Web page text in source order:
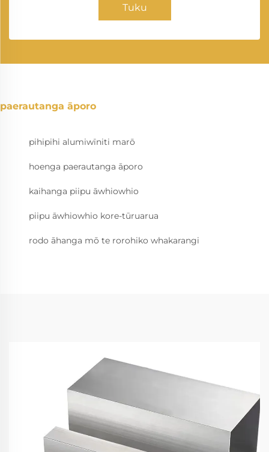
Tuku
paerautanga āporo
pihipihi alumiwīniti marō
hoenga paerautanga āporo
kaihanga piipu āwhiowhio
piipu āwhiowhio kore-tūruarua
rodo āhanga mō te rorohiko whakarangi